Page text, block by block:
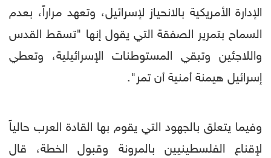
الإدارة الأمريكية بالانحياز لإسرائيل، وتعهد مراراً، بعدم
السماح بتمرير الصفقة التي يقول إنها "تسقط القدس
واللاجئين وتبقي المستوطنات الإسرائيلية، وتعطي
إسرائيل هيمنة أمنية أن تمر".
وفيما يتعلق بالجهود التي يقوم بها القادة العرب حالياً
لإقناع الفلسطينيين بالمرونة وقبول الخطة، قال